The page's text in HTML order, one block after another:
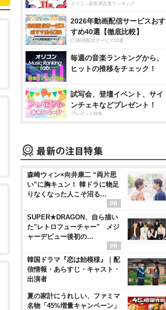
オリコン顧客満足度ランキング
2026年動画配信サービスおす
すめ40選【徹底比較】
CS動画配信サービス20選
毎週の音楽ランキングから、
ヒットの推移をチェック！
試写会、登壇イベント、サイ
ンチェキなどプレゼント！
プレゼント特集
森崎ウィン×向井康二 “両片思
い”に胸キュン！ 韓ドラに物足
りなくなった人こそ沼る…
SUPER★DRAGON、自ら描い
た"レトロフューチャー" メジ
ャーデビュー後初の…
韓国ドラマ『恋は飴模様』｜配
信情報・あらすじ・キャスト・
出演者
夏の家計にうれしい、ファミマ
名物「45%増量キャンペーン」